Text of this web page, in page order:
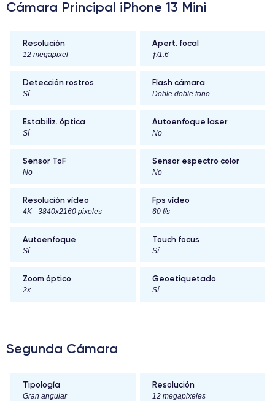
Cámara Principal iPhone 13 Mini
Resolución
12 megapixel
Apert. focal
ƒ/1.6
Detección rostros
Sí
Flash cámara
Doble doble tono
Estabiliz. óptica
Sí
Autoenfoque laser
No
Sensor ToF
No
Sensor espectro color
No
Resolución vídeo
4K - 3840x2160 pixeles
Fps vídeo
60 f/s
Autoenfoque
Sí
Touch focus
Sí
Zoom óptico
2x
Geoetiquetado
Sí
Segunda Cámara
Tipología
Gran angular
Resolución
12 megapixeles